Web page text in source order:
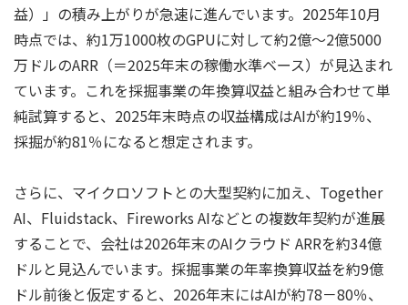
益）」の積み上がりが急速に進んでいます。2025年10月
時点では、約1万1000枚のGPUに対して約2億～2億5000
万ドルのARR（＝2025年末の稼働水準ベース）が見込まれ
ています。これを採掘事業の年換算収益と組み合わせて単
純試算すると、2025年末時点の収益構成はAIが約19％、
採掘が約81％になると想定されます。
さらに、マイクロソフトとの大型契約に加え、Together
AI、Fluidstack、Fireworks AIなどとの複数年契約が進展
することで、会社は2026年末のAIクラウド ARRを約34億
ドルと見込んでいます。採掘事業の年率換算収益を約9億
ドル前後と仮定すると、2026年末にはAIが約78－80％、